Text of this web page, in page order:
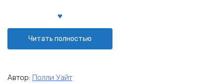
Читать полностью
Автор: Полли Уайт